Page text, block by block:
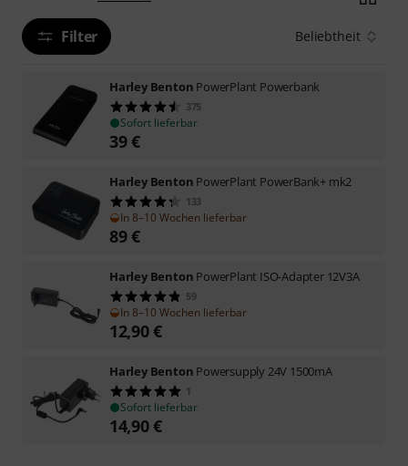
Filter Beliebtheit
Harley Benton PowerPlant Powerbank
375
Sofort lieferbar
39€
Harley Benton PowerPlant PowerBank+ mk2
133
In 8–10 Wochen lieferbar
89€
Harley Benton PowerPlant ISO-Adapter 12V3A
59
In 8–10 Wochen lieferbar
12,90€
Harley Benton Powersupply 24V 1500mA
1
Sofort lieferbar
14,90€